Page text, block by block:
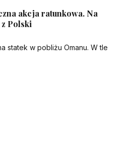
akcja ratunkowa. Na
Polski